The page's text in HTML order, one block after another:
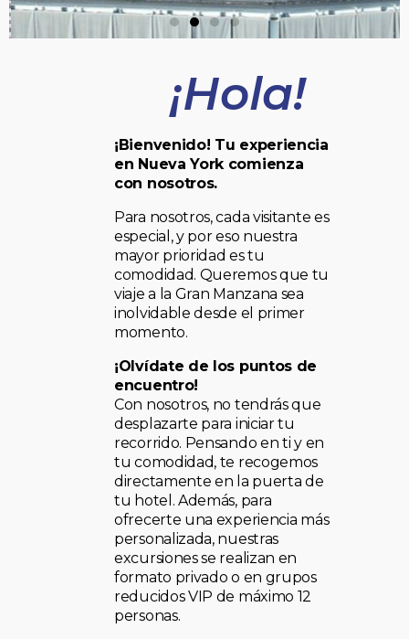
¡Hola!
¡Bienvenido! Tu experiencia
en Nueva York comienza
con nosotros.
Para nosotros, cada visitante es
especial, y por eso nuestra
mayor prioridad es tu
comodidad. Queremos que tu
viaje a la Gran Manzana sea
inolvidable desde el primer
momento.
¡Olvídate de los puntos de
encuentro!
Con nosotros, no tendrás que
desplazarte para iniciar tu
recorrido. Pensando en ti y en
tu comodidad, te recogemos
directamente en la puerta de
tu hotel. Además, para
ofrecerte una experiencia más
personalizada, nuestras
excursiones se realizan en
formato privado o en grupos
reducidos VIP de máximo 12
personas.